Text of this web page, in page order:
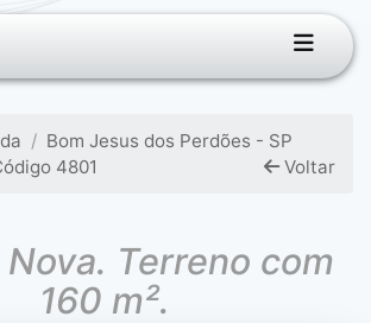
Bom Jesus dos Perdões - SP
4801 Voltar
Terreno com
160 m².